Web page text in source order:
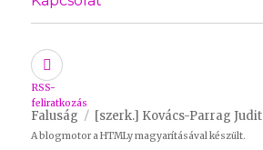
RSS-
feliratkozás
Faluság [szerk.] Kovács-Parrag Judit
A blogmotor aHTMLymagyarításával készült.